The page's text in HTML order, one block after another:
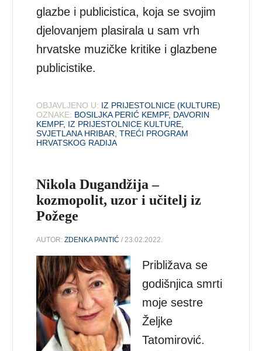
glazbe i publicistica, koja se svojim
djelovanjem plasirala u sam vrh
hrvatske muzičke kritike i glazbene
publicistike.
OBJAVLJENO U: IZ PRIJESTOLNICE (KULTURE)
OZNAKE: BOSILJKA PERIĆ KEMPF, DAVORIN
KEMPF, IZ PRIJESTOLNICE KULTURE
SVJETLANA HRIBAR ,TREĆI PROGRAM
HRVATSKOG RADIJA
Nikola Dugandžija –
kozmopolit, uzor i učitelj iz
Požege
AUTOR:ZDENKA PANTIĆ / 23.02.2022.
Približava se
godišnjica smrti
moje sestre
Željke
Tatomirović.